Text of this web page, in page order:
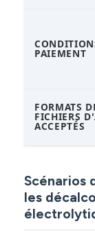
PAIEMENT
FORMATS
FICHIERS
ACCEPTÉS
Scénarios
les